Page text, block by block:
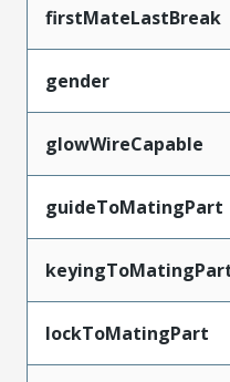
firstMateLastBreak
gender
glowWireCapable
guideToMatingPart
lockToMatingPart